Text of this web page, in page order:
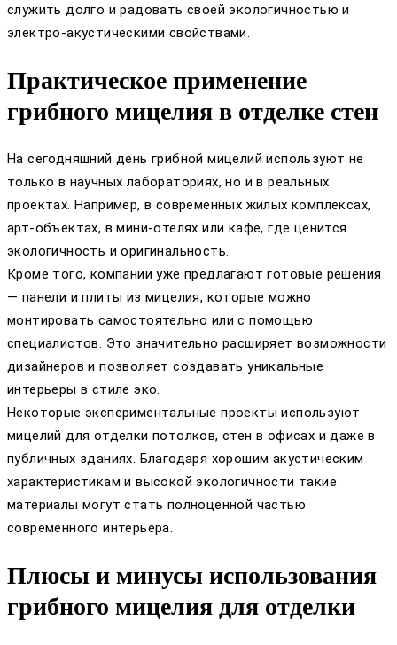
служить долго и радовать своей экологичностью и
электро-акустическими свойствами.
Практическое применение
грибного мицелия в отделке стен
На сегодняшний день грибной мицелий используют не
только в научных лабораториях, но и в реальных
проектах. Например, в современных жилых комплексах,
арт-объектах, в мини-отелях или кафе, где ценится
экологичность и оригинальность.
Кроме того, компании уже предлагают готовые решения
— панели и плиты из мицелия, которые можно
монтировать самостоятельно или с помощью
специалистов. Это значительно расширяет возможности
дизайнеров и позволяет создавать уникальные
интерьеры в стиле эко.
Некоторые экспериментальные проекты используют
мицелий для отделки потолков, стен в офисах и даже в
публичных зданиях. Благодаря хорошим акустическим
характеристикам и высокой экологичности такие
материалы могут стать полноценной частью
современного интерьера.
Плюсы и минусы использования
грибного мицелия для отделки